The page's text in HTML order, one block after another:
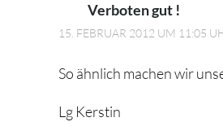
Verboten gut !
15. FEBRUAR 2012 UM 11:05
So ähnlich machen wir
Lg Kerstin